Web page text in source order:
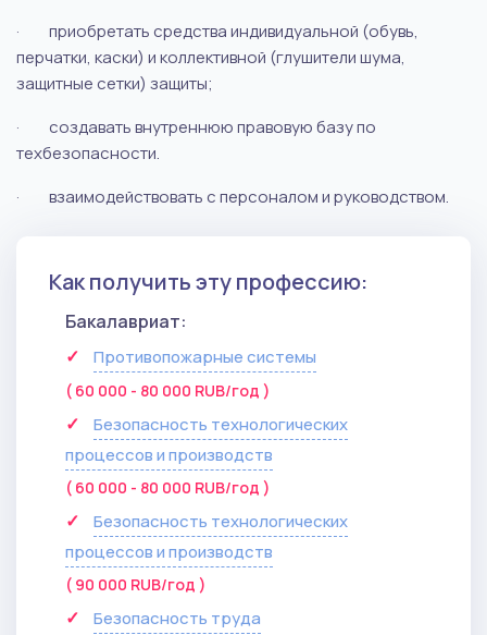
·
приобретать средства индивидуальной (обувь,
перчатки, каски) и коллективной (глушители шума,
защитные сетки) защиты;
·
создавать внутреннюю правовую базу по
техбезопасности.
·
взаимодействовать с персоналом и руководством.
Как получить эту профессию:
Бакалавриат:
Противопожарные системы
( 60 000 - 80 000 RUB/год )
Безопасность технологических
процессов и производств
( 60 000 - 80 000 RUB/год )
Безопасность технологических
процессов и производств
( 90 000 RUB/год )
Безопасность труда